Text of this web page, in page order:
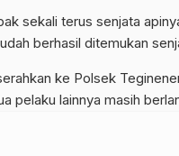
sekali terus senjata
berhasil ditemukan
ke Polsek
pelaku lainnya masih